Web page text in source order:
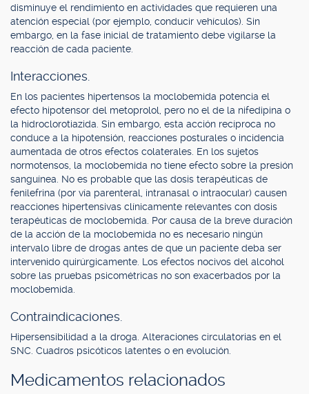
disminuye el rendimiento en actividades que requieren una
atención especial (por ejemplo, conducir vehículos). Sin
embargo, en la fase inicial de tratamiento debe vigilarse la
reacción de cada paciente.
Interacciones.
En los pacientes hipertensos la moclobemida potencia el
efecto hipotensor del metoprolol, pero no el de la nifedipina o
la hidroclorotiazida. Sin embargo, esta acción recíproca no
conduce a la hipotensión, reacciones posturales o incidencia
aumentada de otros efectos colaterales. En los sujetos
normotensos, la moclobemida no tiene efecto sobre la presión
sanguínea. No es probable que las dosis terapéuticas de
fenilefrina (por vía parenteral, intranasal o intraocular) causen
reacciones hipertensivas clínicamente relevantes con dosis
terapéuticas de moclobemida. Por causa de la breve duración
de la acción de la moclobemida no es necesario ningún
intervalo libre de drogas antes de que un paciente deba ser
intervenido quirúrgicamente. Los efectos nocivos del alcohol
sobre las pruebas psicométricas no son exacerbados por la
moclobemida.
Contraindicaciones.
Hipersensibilidad a la droga. Alteraciones circulatorias en el
SNC. Cuadros psicóticos latentes o en evolución.
Medicamentos relacionados